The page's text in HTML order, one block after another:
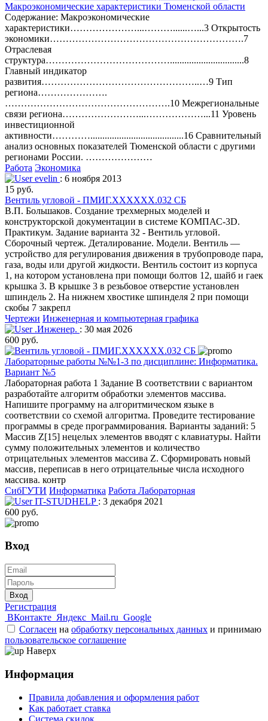
Макроэкономические характеристики Тюменской области
Содержание: Макроэкономические
характеристики…………………...………......…...3 Открытость
экономики…………………………………………………….7
Отраслевая
структура…………………………………...............................8
Главный индикатор
развития…………………………………………..…9 Тип
региона………………….
…………………………………………….10 Межрегиональные
связи региона……………………...………………...11 Уровень
инвестиционной
активности………….......................................16 Сравнительный
анализ основных показателей Тюменской области с другими
регионами России. …………………
Работа Экономика
evelin : 6 ноября 2013
15 руб.
Вентиль угловой - ПМИГ.ХХХХХХ.032 СБ
В.П. Большаков. Создание трехмерных моделей и
конструкторской документации в системе КОМПАС-3D.
Практикум. Задание варианта 32 - Вентиль угловой.
Сборочный чертеж. Деталирование. Модели. Вентиль —
устройство для регулирования движения в трубопроводе пара,
газа, воды или другой жидкости. Вентиль состоит из корпуса
1, на котором установлена при помощи болтов 12, шайб и гаек
крышка 3. В крышке 3 в резьбовое отверстие установлен
шпиндель 2. На нижнем хвостике шпинделя 2 при помощи
скобы 7 закрепл
Чертежи Инженерная и компьютерная графика
.Инженер. : 30 мая 2026
600 руб.
Лабораторные работы №№1-3 по дисциплине: Информатика.
Вариант №5
Лабораторная работа 1 Задание В соответствии с вариантом
разработайте алгоритм обработки элементов массива.
Напишите программу на алгоритмическом языке в
соответствии со схемой алгоритма. Проведите тестирование
программы в среде программирования. Варианты заданий: 5
Массив Z[15] нецелых элементов вводят с клавиатуры. Найти
сумму положительных элементов и количество
отрицательных элементов массива Z. Сформировать новый
массив, переписав в него отрицательные числа исходного
массива. контр
СибГУТИ Информатика Работа Лабораторная
IT-STUDHELP : 3 декабря 2021
600 руб.
Вход
Вход
Регистрация
ВКонтакте Яндекс Mail.ru Google
Согласен на обработку персональных данных и принимаю
пользовательское соглашение
Наверх
Информация
Правила добавления и оформления работ
Как работает ставка
Система скидок